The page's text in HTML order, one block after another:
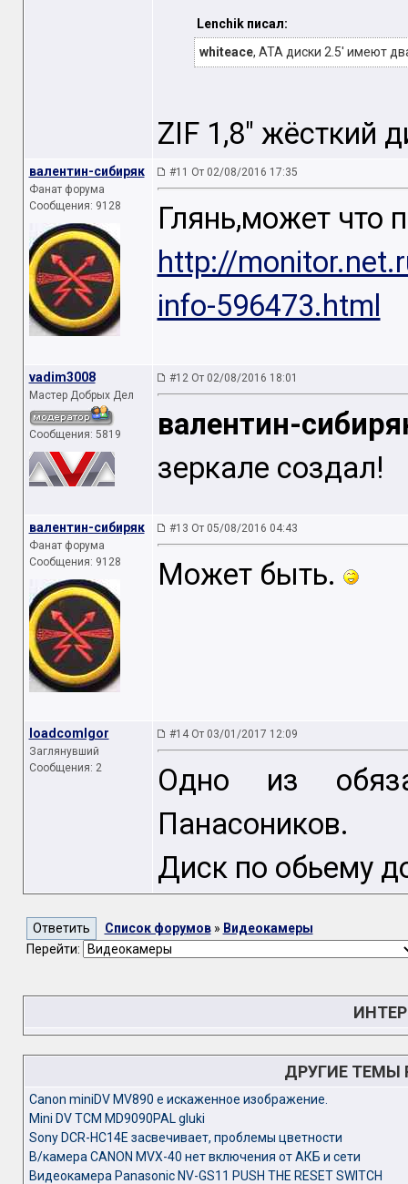
Lenchik писал:
whiteace, ATA диски 2.5' имеют
ZIF 1,8" жёсткий
валентин-сибиряк
Фанат форума
Сообщения: 9128
#11 От 02/08/2016 17:35
Глянь,может что
http://
info-596473.html
vadim3008
Мастер Добрых Дел
Сообщения: 5819
#12 От 02/08/2016 18:01
валентин-
зеркале создал!
валентин-сибиряк
Фанат форума
Сообщения: 9128
#13 От 05/08/2016 04:43
Может быть.
loadcomIgor
Заглянувший
Сообщения: 2
#14 От 03/01/2017 12:09
Одно из
Панасоников.
Диск по обьему
Список форумов» Видеокамеры
Перейти:
ДРУГИЕ ТЕМЫ
Canon miniDV MV890 e искаженное изображение.
Mini DV TCM MD9090PAL gluki
Sony DCR-HC14E засвечивает, проблемы цветности
В/камера CANON MVX-40 нет включения от АКБ и сети
Видеокамера Panasonic NV-GS11 PUSH THE RESET SWITCH